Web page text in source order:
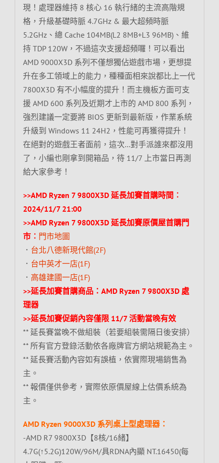
現！處理器維持 8 核心 16 執行緒的主流高階規
格，升級基礎時脈 4.7GHz & 最大超頻時脈
5.2GHz、總 Cache 104MB(L2 8MB+L3 96MB)、維
持 TDP 120W，不過這次支援超頻囉！可以看出
AMD 9000X3D 系列不僅想獨佔遊戲市場，更想提
升在多工領域上的能力，種種面相來說都比上一代
7800X3D 有不小幅度的提升！而主機板方面可支
援 AMD 600 系列及近期才上市的 AMD 800 系列，
強烈建議一定要將 BIOS 更新到最新版，作業系統
升級到 Windows 11 24H2，性能可再獲得提升！
在絕對的遊戲王者面前，這次…對手派誰來都沒用
了，小編也剛拿到開箱品，待 11/7 上市當日再測
給大家參考！
>>AMD Ryzen 7 9800X3D 延長加賽首購時間︰
2024/11/7 21:00
>>AMD Ryzen 7 9800X3D 延長加賽原價屋首購門
市︰ 門市地圖
． 台北八德新現代館(2F)
． 台中英才一店(1F)
． 高雄建國一店(1F)
>>延長加賽首購商品：AMD Ryzen 7 9800X3D 處
理器
>>延長加賽促銷內容僅限 11/7 活動當晚有效
** 延長賽當晚不做組裝（若要組裝需隔日後安排）
** 所有官方登錄活動依各廠牌官方網站規範為主。
** 延長賽活動內容如有誤植，依實際現場銷售為
主。
** 報價僅供參考，實際依原價屋線上估價系統為
主。
AMD Ryzen 9000X3D 系列桌上型處理器：
-AMD R7 9800X3D【8核/16緒】
4.7G(↑5.2G)120W/96M/具RDNA內顯 NT.16450(每